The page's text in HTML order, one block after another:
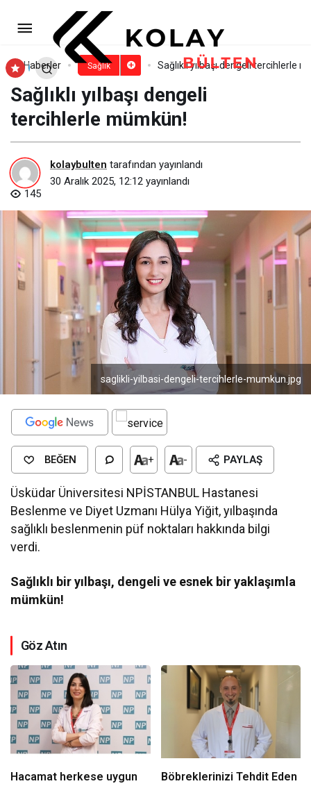
Haberler Sağlık Sağlıklı yılbaşı dengeli tercihlerle
Sağlıklı yılbaşı dengeli
tercihlerle mümkün!
kolaybulten tarafından yayınlandı
30 Aralık 2025, 12:12 yayınlandı
145
saglikli-yilbasi-dengeli-tercihlerle-mumkun.jpg
BEĞEN + - PAYLAŞ
Üsküdar Üniversitesi NPİSTANBUL Hastanesi
Beslenme ve Diyet Uzmanı Hülya Yiğit, yılbaşında
sağlıklı beslenmenin püf noktaları hakkında bilgi
verdi.
Sağlıklı bir yılbaşı, dengeli ve esnek bir yaklaşımla
mümkün!
Göz Atın
Hacamat herkese uygun
Böbreklerinizi Tehdit Eden
Gençler, kalabalıklar içinde derin
yalnızlık yaşıyor!
Yorum Yap Paylaş